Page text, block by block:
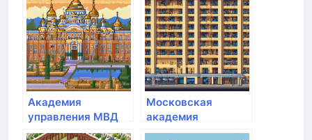
государственной
службы при
Президенте РФ
Академия
управления МВД
России
Московская
академия
предпринимательства